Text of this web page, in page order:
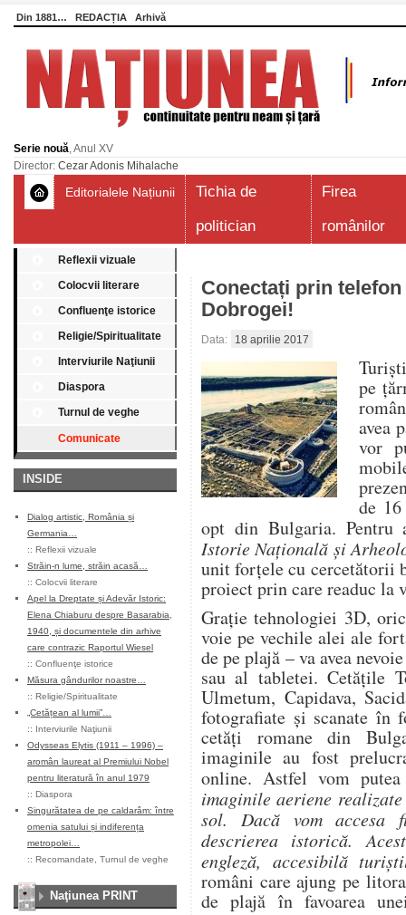
Din 1881… REDACȚIA Arhivă
Serie nouă, Anul XV
Director: Cezar Adonis Mihalache
Editorialele Națiunii
Tichia de
politician
Firea
românilor
Reflexii vizuale
Colocvii literare
Confluenţe istorice
Religie/Spiritualitate
Interviurile Naţiunii
Diaspora
Turnul de veghe
Comunicate
INSIDE
Dialog artistic, România și
Germania…
:: Reflexii vizuale
Străin-n lume, străin acasă…
:: Colocvii literare
Apel la Dreptate și Adevăr Istoric:
Elena Chiaburu despre Basarabia,
1940, și documentele din arhive
care contrazic Raportul Wiesel
:: Confluenţe istorice
Măsura gândurilor noastre…
:: Religie/Spiritualitate
„Cetățean al lumii”…
:: Interviurile Naţiunii
Odysseas Elytis (1911 – 1996) –
aromân laureat al Premiului Nobel
pentru literatură în anul 1979
:: Diaspora
Singurătatea de pe caldarâm: între
omenia satului și indiferența
metropolei…
:: Recomandate Turnul de veghe
Naţiunea PRINT
Conectați prin
Dobrogei!
Data: 18 aprilie 2017
pe
avea
vor
de
opt din Bulgaria. Pentru
Istorie Națională și
unit forțele cu cercetătorii
proiect prin care readuc la
Grație tehnologiei 3D,
voie pe vechile alei ale
de pe plajă – va avea
sau al tabletei. Cetățile
Ulmetum, Capidava,
fotografiate și scanate în
cetăți romane din
imaginile au fost
online. Astfel vom
imaginile aeriene
sol. Dacă vom accesa
descrierea istorică.
engleză, accesibilă
români care ajung pe
de plajă în favoarea